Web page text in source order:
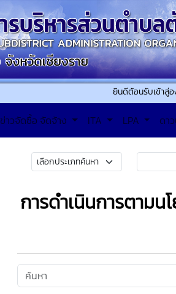
ยินดีต้อนรับเข้าสู่องค์การบริ
ข่าวจัดซื้อ จัดจ้าง ITA LPA ดา
การดำเนินการตาม